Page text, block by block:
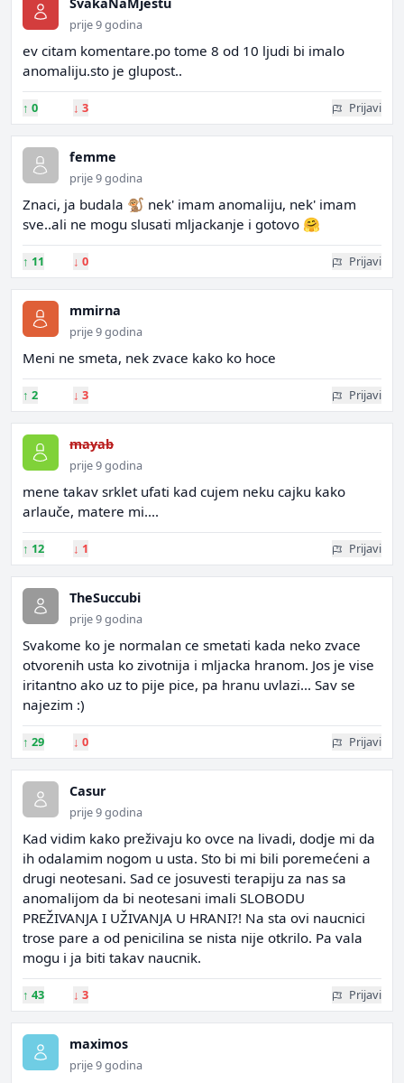
prije 9 godina
ev citam komentare.po tome 8 od 10 ljudi bi imalo
anomaliju.sto je glupost..
↑ 0 ↓ 3 Prijavi
femme
prije 9 godina
Znaci, ja budala 🐒 nek' imam anomaliju, nek' imam
sve..ali ne mogu slusati mljackanje i gotovo 🤗
↑ 11 ↓ 0 Prijavi
mmirna
prije 9 godina
Meni ne smeta, nek zvace kako ko hoce
↑ 2 ↓ 3 Prijavi
mayab
prije 9 godina
mene takav srklet ufati kad cujem neku cajku kako
arlauče, matere mi....
↑ 12 ↓ 1 Prijavi
TheSuccubi
prije 9 godina
Svakome ko je normalan ce smetati kada neko zvace
otvorenih usta ko zivotnija i mljacka hranom. Jos je vise
iritantno ako uz to pije pice, pa hranu uvlazi... Sav se
najezim :)
↑ 29 ↓ 0 Prijavi
Casur
prije 9 godina
Kad vidim kako preživaju ko ovce na livadi, dodje mi da
ih odalamim nogom u usta. Sto bi mi bili poremećeni a
drugi neotesani. Sad ce josuvesti terapiju za nas sa
anomalijom da bi neotesani imali SLOBODU
PREŽIVANJA I UŽIVANJA U HRANI?! Na sta ovi naucnici
trose pare a od penicilina se nista nije otkrilo. Pa vala
mogu i ja biti takav naucnik.
↑ 43 ↓ 3 Prijavi
maximos
prije 9 godina